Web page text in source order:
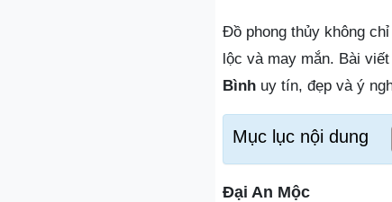
Đồ phong thủy không
lộc và may mắn. Bài viết
Bình uy tín, đẹp và ý
Mục lục nội dung
Đại An Mộc